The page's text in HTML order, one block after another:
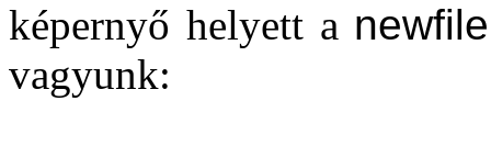
képernyő helyett a
vagyunk: